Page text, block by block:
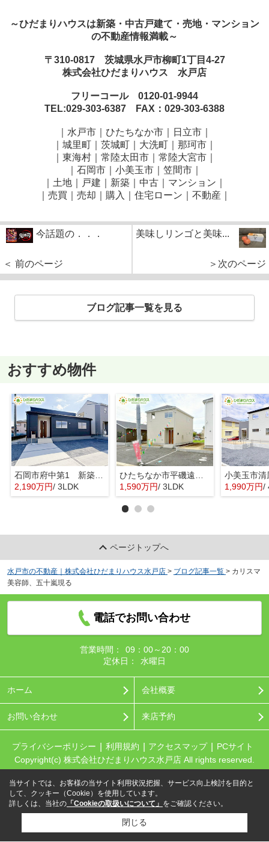
～ひだまりハウスは新築・中古戸建て・売地・マンション
の不動産情報満載～
〒310-0817 茨城県水戸市柳町1丁目4-27
株式会社ひだまりハウス 水戸店
フリーコール 0120-01-9944
TEL:029-303-6387 FAX：029-303-6388
｜水戸市｜ひたちなか市｜日立市｜
｜城里町｜茨城町｜大洗町｜那珂市｜
｜東海村｜常陸太田市｜常陸大宮市｜
｜石岡市｜小美玉市｜笠間市
｜土地｜戸建｜新築｜中古｜マンション｜
｜売買｜売却｜購入｜住宅ローン｜不動産｜
今話題の．．．
＜ 前のページ
美味しリンゴと美味...
＞次のページ
ブログ記事一覧を見る
おすすめ物件
石岡市府中第1 新築戸建 3号棟
2,190万円/ 3LDK
1,590万円/ 3LDK 1,990万円/
ページトップへ
水戸市の不動産｜株式会社ひだまりハウス水戸店 > ブログ記事一覧 > カリスマ
美容師、五十嵐現る
電話でお問い合わせ
営業時間：
09：00～20：00
定休日：
水曜日
ホーム 会社概要
お問い合わせ 来店予約
プライバシーポリシー 利用規約 アクセスマップ
PCサイト
Copyright(c) 株式会社ひだまりハウス水戸店 All rights reserved.
当サイトでは、お客様の当サイト利用状況把握、サービス向上検討を目的と
して、クッキー（Cookie）を使用しています。
詳しくは、当社の 「Cookieの取扱いについて」 をご確認ください。
閉じる